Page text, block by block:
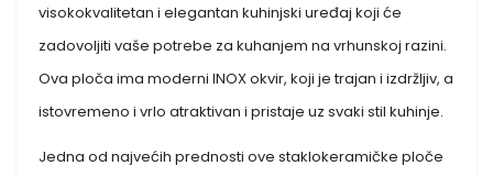
visokokvalitetan i elegantan kuhinjski uređaj koji će
zadovoljiti vaše potrebe za kuhanjem na vrhunskoj razini.
Ova ploča ima moderni INOX okvir, koji je trajan i izdržljiv, a
istovremeno i vrlo atraktivan i pristaje uz svaki stil kuhinje.
Jedna od najvećih prednosti ove staklokeramičke ploče